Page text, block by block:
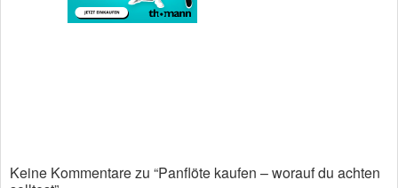
Keine Kommentare zu “Panflöte kaufen – worauf du achten